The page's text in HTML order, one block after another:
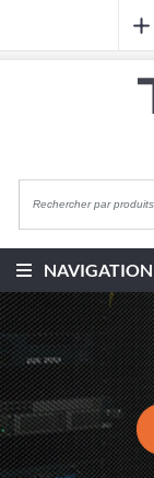
NAVIGATION